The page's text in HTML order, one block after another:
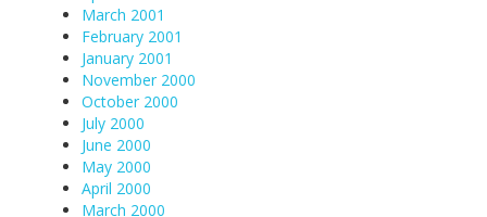
March 2001
February 2001
January 2001
November 2000
October 2000
July 2000
June 2000
May 2000
April 2000
March 2000